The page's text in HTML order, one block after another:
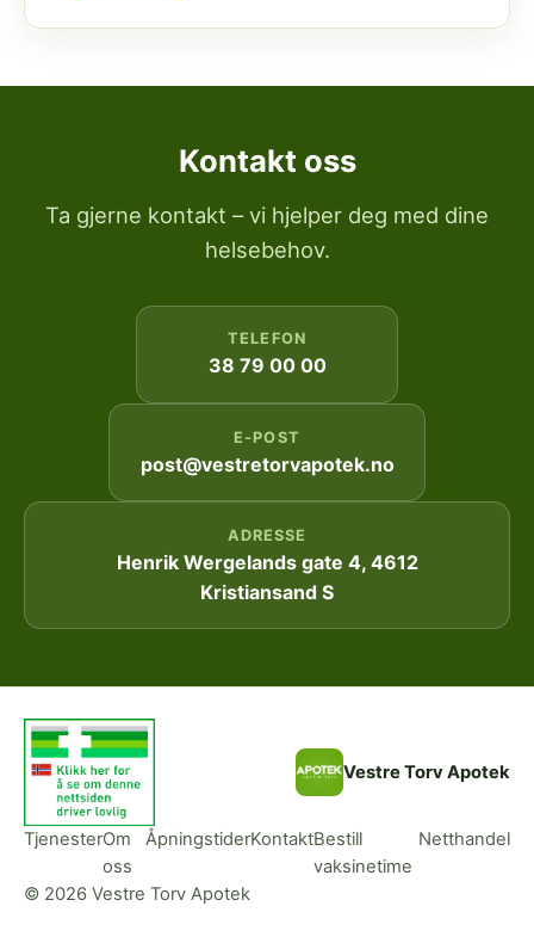
Kontakt oss
Ta gjerne kontakt – vi hjelper deg med dine
helsebehov.
TELEFON
38 79 00 00
E-POST
post@vestretorvapotek.no
ADRESSE
Henrik Wergelands gate 4, 4612
Kristiansand S
Vestre Torv Apotek
TjenesterOm
oss
ÅpningstiderKontaktBestill
vaksinetime
Netthandel
© 2026 Vestre Torv Apotek